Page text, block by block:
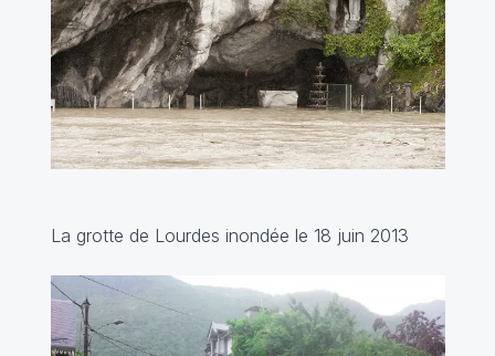
La grotte de Lourdes inondée le 18 juin 2013